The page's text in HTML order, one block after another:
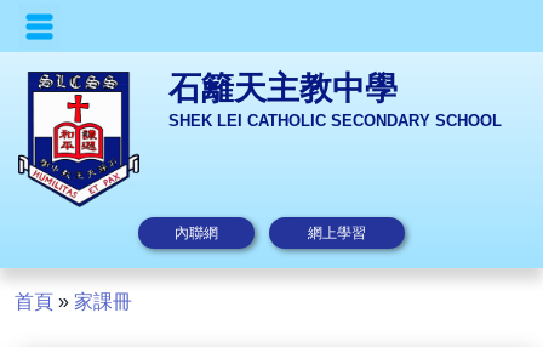
石籬天主教中學
SHEK LEI CATHOLIC SECONDARY SCHOOL
內聯網 網上學習
首頁 » 家課冊